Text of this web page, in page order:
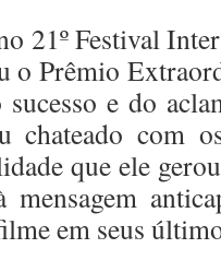
21º Festival
o Prêmio
e do
chateado com
que ele
em seus